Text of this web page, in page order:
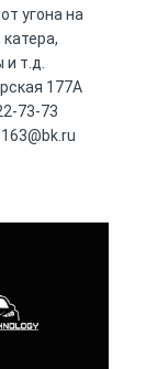
угона на
т.д.
177А
73-73